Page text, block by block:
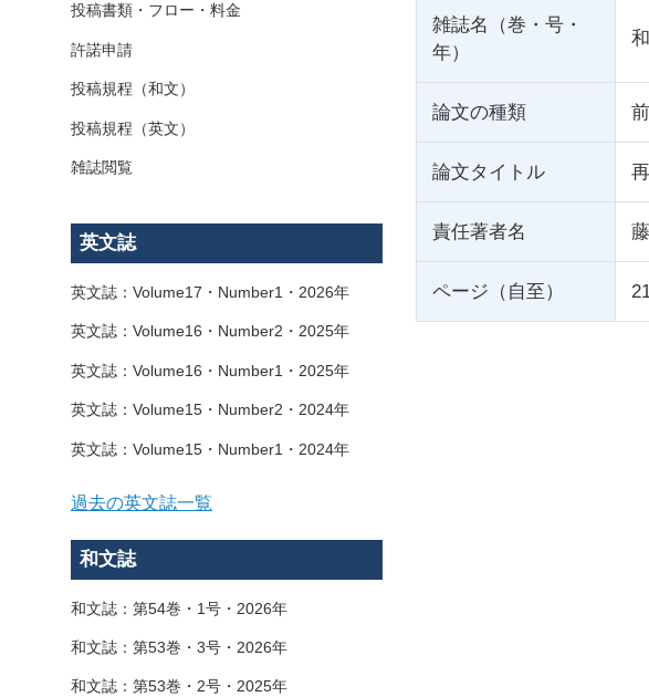
雑誌名（巻・号・
年）
論文の種類
論文タイトル
責任著者名
ページ（自至）
投稿書類・フロー・料金
許諾申請
投稿規程（和文）
投稿規程（英文）
雑誌閲覧
英文誌
英文誌：Volume17・Number1・2026年
英文誌：Volume16・Number2・2025年
英文誌：Volume16・Number1・2025年
英文誌：Volume15・Number2・2024年
英文誌：Volume15・Number1・2024年
過去の英文誌一覧
和文誌
和文誌：第54巻・1号・2026年
和文誌：第53巻・3号・2026年
和文誌：第53巻・2号・2025年